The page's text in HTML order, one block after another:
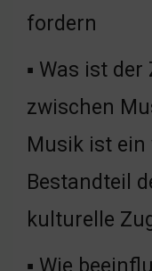
fordern
▪ Was ist
zwischen
Musik ist
Bestandteil
kulturelle
▪ Wie